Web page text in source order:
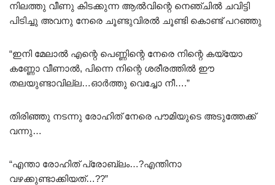
നിലത്തു വീണു കിടക്കുന്ന ആൽവിന്റെ നെഞ്ചിൽ ചവിട്ടി
പിടിച്ചു അവനു നേരെ ചൂണ്ടുവിരൽ ചൂണ്ടി കൊണ്ട് പറഞ്ഞു
“ഇനി മേലാൽ എന്റെ പെണ്ണിന്റെ നേരെ നിന്റെ കയ്യോ
കണ്ണോ വീണാൽ, പിന്നെ നിന്റെ ശരീരത്തിൽ ഈ
തലയുണ്ടാവില്ല…ഓർത്തു വെച്ചോ നീ….”
തിരിഞ്ഞു നടന്നു രോഹിത് നേരെ പൗമിയുടെ അടുത്തേക്ക്
വന്നു…
“എന്താ രോഹിത് പ്രോബ്ലം…?എന്തിനാ
വഴക്കുണ്ടാക്കിയത്…??”